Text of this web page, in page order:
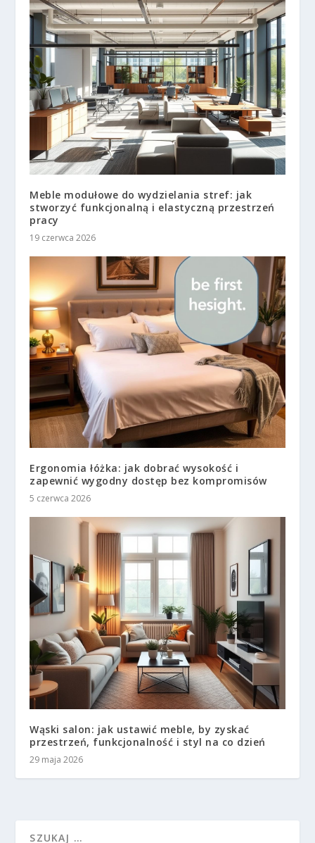
Meble modułowe do wydzielania stref: jak
stworzyć funkcjonalną i elastyczną przestrzeń
pracy
19 czerwca 2026
Ergonomia łóżka: jak dobrać wysokość i
zapewnić wygodny dostęp bez kompromisów
5 czerwca 2026
Wąski salon: jak ustawić meble, by zyskać
przestrzeń, funkcjonalność i styl na co dzień
29 maja 2026